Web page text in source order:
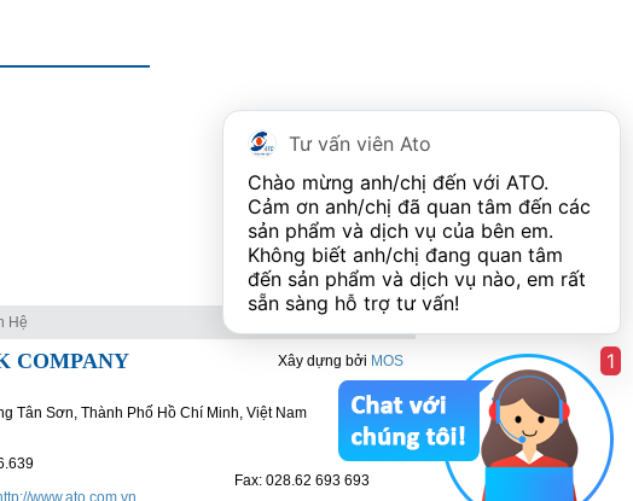
Hệ
COMPANY Xây dựng bởi MOS
Tân Sơn, Thành Phố Hồ Chí Minh, Việt Nam
www.ato.com.vn
Fax: 028.62 693 693
Tư vấn viên Ato
Chào mừng anh/chị đến với ATO.
Cảm ơn anh/chị đã quan tâm đến các
sản phẩm và dịch vụ của bên em.
Không biết anh/chị đang quan tâm
đến sản phẩm và dịch vụ nào, em rất
1